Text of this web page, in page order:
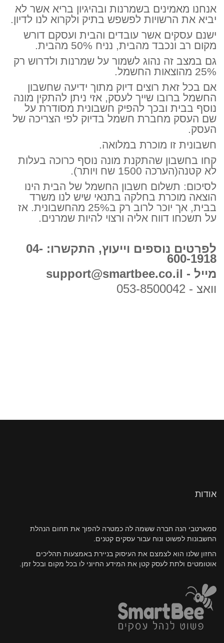
אנחנו מאמינים בשמרנות ובהיגיון בריא אשר לא
יביא את הרשויות לפשפש בתיק ולקרוא לנו לדיון.
ישנם עסקים אשר עובדים והבית ועסקם דורש
מקום רב ונכבד מהבית, נניח 50% מהבית.
גם במצב זה נהוג לשמור על שמרנות ולדרוש רק
25% מהוצאות החשמל.
אם בכל זאת רוצים דיוק מתוך ידיעה שחשבון
החשמל ברובו שייך לעסק, אזי ניתן להתקין מונה
נוסף בבית ובכך להפיק חשבונית מסודרת על
שם העסק מחברת חשמל בדיוק לפי הצריכה של
העסק.
חשבונית זו מוכרת במלואה.
קחו בחשבון שהתקנת מונה נוסף כרוכה בעלות
לא קטנה(הערכה 1500 שח ויותר).
לסיכום: תשלום חשבון החשמל של הבית הינו
הוצאה מוכרת בחלקה בתנאי שיש לנו משרד
בבית, אך יוכר לרוב רק ב25% מהחשבונית. אז
על תשכחו דווח אליה ורצוי להיות שמרנים.
לפרטים נוספים וייעוץ, התקשרו: 04-
600-1918
מייל - support@smartbee.co.il
וואצ - 053-8500042
אודות
סמארטבי הנה חברה ששמה לה כמטרה להפוך את תחום הנהלת
החשבונות לפשוט ונוח עבור עסקים קטנים.
החזון שלנו הוא לצמצם את העיסוק בניירת באמצעות תהליכים
אוטומטים ולתת לעסק קטן את המידע החיוני לו בכל מקום ובכל זמן.